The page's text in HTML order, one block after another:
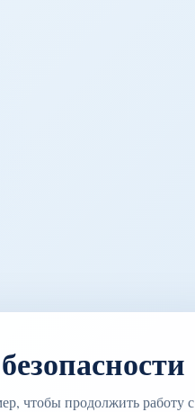
чтобы продолжить работу с